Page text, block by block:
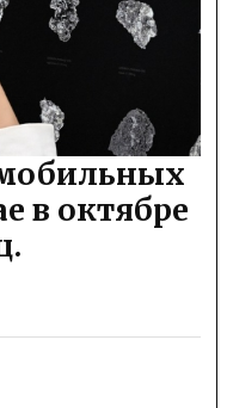
в октябре